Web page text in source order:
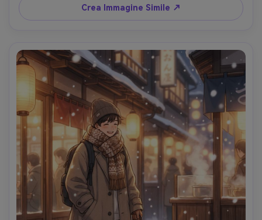
profondità di campo ridotta --ar 4:5
Crea Immagine Simile ↗